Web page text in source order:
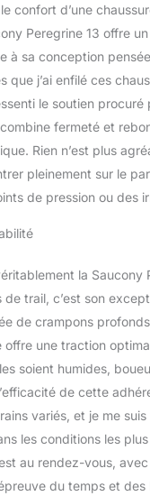
confort d’une
Peregrine 13 offre
à sa conception
que j’ai enfilé ces
le soutien procuré
fermeté et
Rien n’est plus
pleinement sur le
de pression ou des
la Saucony
de trail, c’est son
de crampons
offre une traction
soient humides,
de cette
variés, et je me
les conditions les
au rendez-vous,
du temps et des